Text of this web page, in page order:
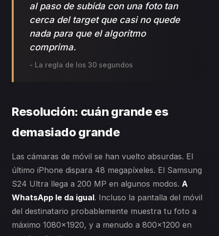
al paso de subida con una foto tan
cerca del target que casi no quede
nada para que el algoritmo
comprima.
- La regla de los 30 segundos
Resolución: cuán grande es
demasiado grande
Las cámaras de móvil se han vuelto absurdas. El
último iPhone dispara 48 megapíxeles. El Samsung
S24 Ultra llega a 200 MP en algunos modos. A
WhatsApp le da igual. Incluso la pantalla del móvil
del destinatario probablemente muestra tu foto a
máximo 1080×1920, y a menudo a 800×1200 en